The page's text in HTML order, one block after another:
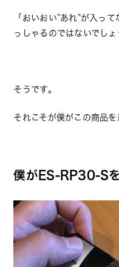
「おいおい”あれ”が入っ
っしゃるのではないでしょ
そうです。
それこそが僕がこの商品を
僕がES-RP30-Sを